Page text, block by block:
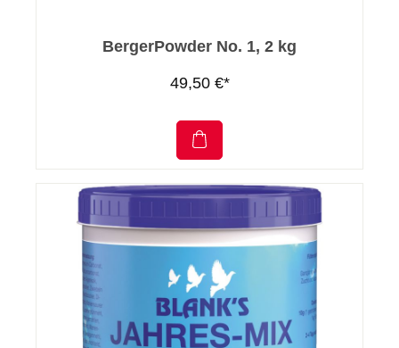
BergerPowder No. 1, 2 kg
49,50 €*